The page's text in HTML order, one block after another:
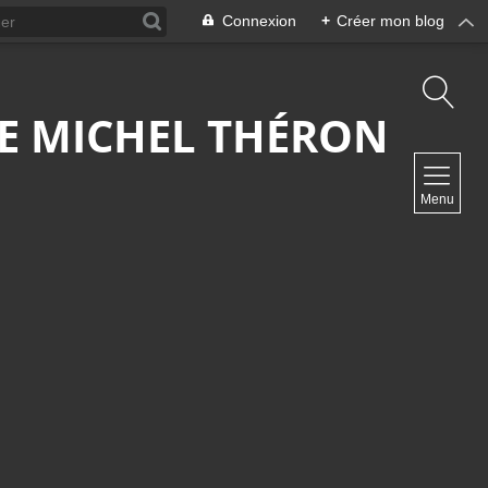
Connexion + Créer mon blog
MICHEL THÉRON
Menu
NAVIGATION